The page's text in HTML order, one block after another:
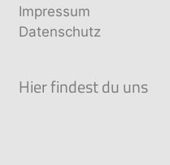
Impressum
Datenschutz
Hier findest du uns